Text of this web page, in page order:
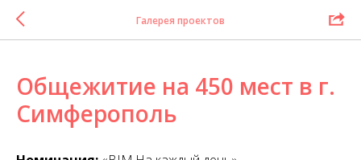
Галерея проектов
Общежитие на 450 мест в г.
Симферополь